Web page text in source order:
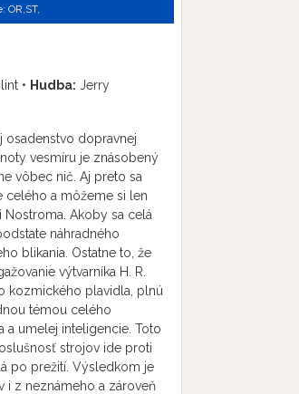
OR,ST,
• Hudba: Jerry
osadenstvo dopravnej
vesmíru je znásobený
vôbec nič. Aj preto sa
a môžeme si len
Akoby sa celá
náhradného
blikania. Ostatne to, že
výtvarníka H. R.
kozmického plavidla, plnú
témou celého
a umelej inteligencie. Toto
strojov ide proti
po prežití. Výsledkom je
i z neznámeho a zároveň